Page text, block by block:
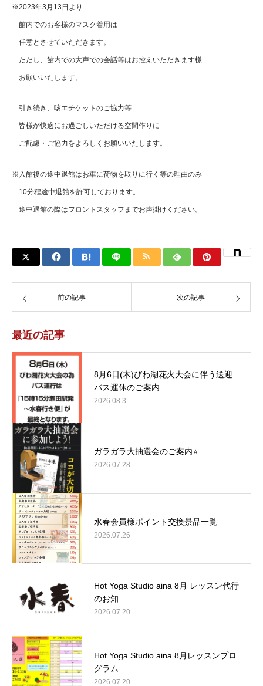
※2023年3月13日より
館内でのお客様のマスク着用は
任意とさせていただきます。
ただし、館内での大声での会話等はお控えいただきます様
お願いいたします。
引き続き、咳エチケットのご協力等
皆様が快適にお過ごしいただける空間作りに
ご配慮・ご協力をよろしくお願いいたします。
※入館後の途中退館はお車に荷物を取りに行く等の理由のみ
10分程途中退館を許可しております。
途中退館の際はフロントスタッフまでお声掛けください。
前の記事 次の記事
最近の記事
8月6日(木)びわ湖花火大会に伴う送迎
バス運休のご案内
2026.08.3
ガラガラ大抽選会のご案内⭐
2026.07.28
水春会員様ポイント交換景品一覧
2026.07.26
Hot Yoga Studio aina 8月 レッスン代行
のお知…
2026.07.20
Hot Yoga Studio aina 8月レッスンプロ
グラム
2026.07.20